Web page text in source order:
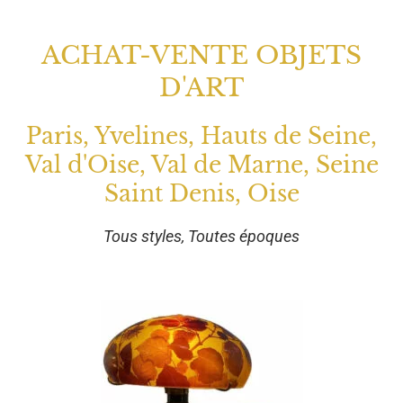
ACHAT-VENTE OBJETS
D'ART
Paris, Yvelines, Hauts de Seine,
Val d'Oise, Val de Marne, Seine
Saint Denis, Oise
Tous styles, Toutes époques